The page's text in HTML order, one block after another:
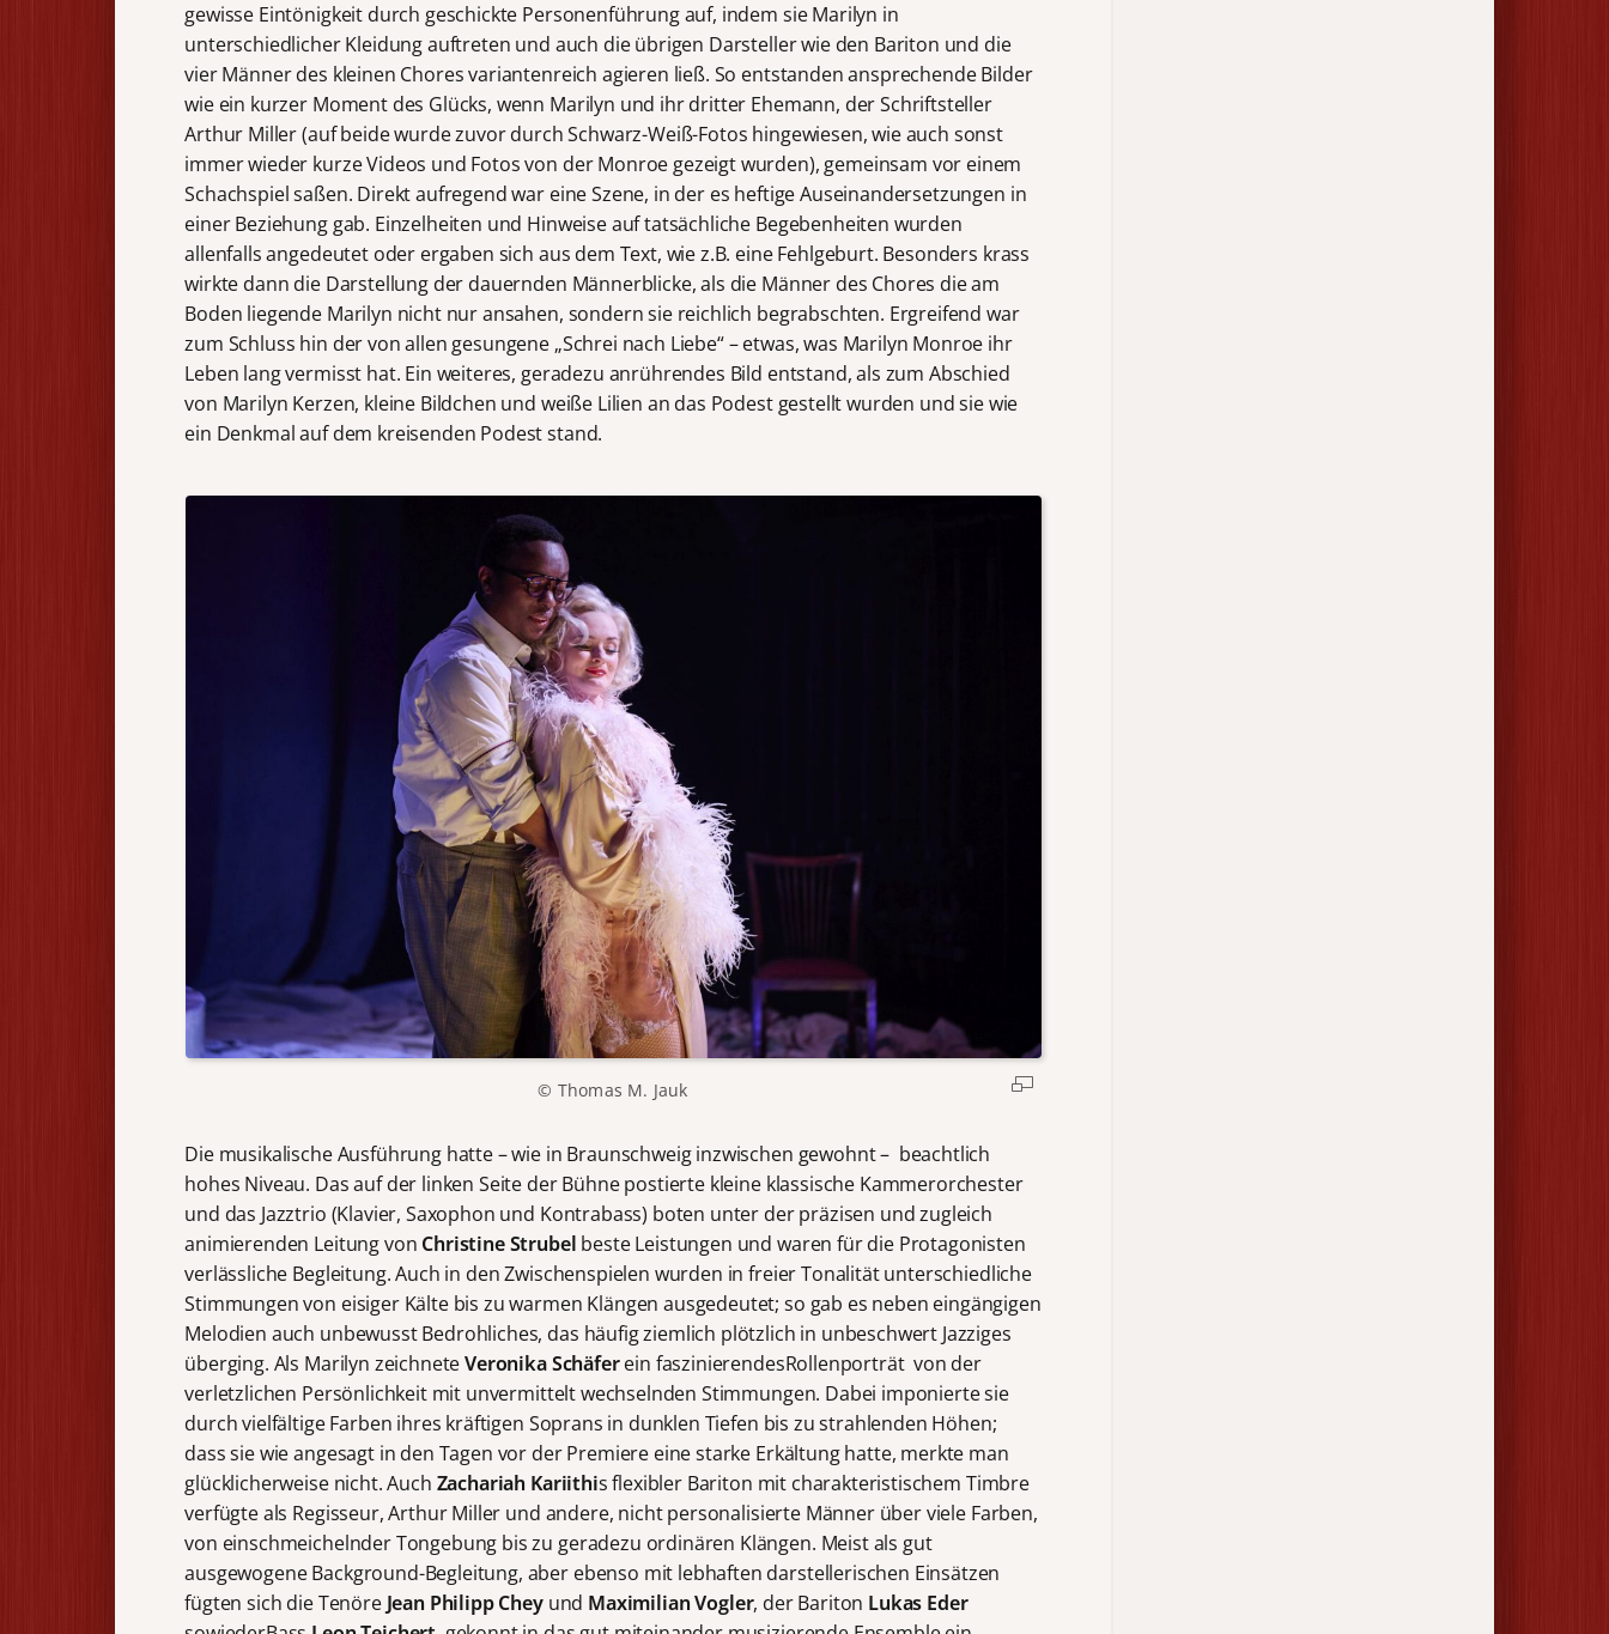
gewisse Eintönigkeit durch geschickte Personenführung auf, indem sie Marilyn in
unterschiedlicher Kleidung auftreten und auch die übrigen Darsteller wie den Bariton und die
vier Männer des kleinen Chores variantenreich agieren ließ. So entstanden ansprechende Bilder
wie ein kurzer Moment des Glücks, wenn Marilyn und ihr dritter Ehemann, der Schriftsteller
Arthur Miller (auf beide wurde zuvor durch Schwarz-Weiß-Fotos hingewiesen, wie auch sonst
immer wieder kurze Videos und Fotos von der Monroe gezeigt wurden), gemeinsam vor einem
Schachspiel saßen. Direkt aufregend war eine Szene, in der es heftige Auseinandersetzungen in
einer Beziehung gab. Einzelheiten und Hinweise auf tatsächliche Begebenheiten wurden
allenfalls angedeutet oder ergaben sich aus dem Text, wie z.B. eine Fehlgeburt. Besonders krass
wirkte dann die Darstellung der dauernden Männerblicke, als die Männer des Chores die am
Boden liegende Marilyn nicht nur ansahen, sondern sie reichlich begrabschten. Ergreifend war
zum Schluss hin der von allen gesungene „Schrei nach Liebe“ – etwas, was Marilyn Monroe ihr
Leben lang vermisst hat. Ein weiteres, geradezu anrührendes Bild entstand, als zum Abschied
von Marilyn Kerzen, kleine Bildchen und weiße Lilien an das Podest gestellt wurden und sie wie
ein Denkmal auf dem kreisenden Podest stand.
© Thomas M. Jauk
Die musikalische Ausführung hatte – wie in Braunschweig inzwischen gewohnt – beachtlich
hohes Niveau. Das auf der linken Seite der Bühne postierte kleine klassische Kammerorchester
und das Jazztrio (Klavier, Saxophon und Kontrabass) boten unter der präzisen und zugleich
animierenden Leitung von Christine Strubel beste Leistungen und waren für die Protagonisten
verlässliche Begleitung. Auch in den Zwischenspielen wurden in freier Tonalität unterschiedliche
Stimmungen von eisiger Kälte bis zu warmen Klängen ausgedeutet; so gab es neben eingängigen
Melodien auch unbewusst Bedrohliches, das häufig ziemlich plötzlich in unbeschwert Jazziges
überging. Als Marilyn zeichneteVeronika Schäferein faszinierendesRollenporträt von der
verletzlichen Persönlichkeit mit unvermittelt wechselnden Stimmungen. Dabei imponierte sie
durch vielfältige Farben ihres kräftigen Soprans in dunklen Tiefen bis zu strahlenden Höhen;
dass sie wie angesagt in den Tagen vor der Premiere eine starke Erkältung hatte, merkte man
glücklicherweise nicht. Auch Zachariah Kariithis flexibler Bariton mit charakteristischem Timbre
verfügte als Regisseur, Arthur Miller und andere, nicht personalisierte Männer über viele Farben,
von einschmeichelnder Tongebung bis zu geradezu ordinären Klängen. Meist als gut
ausgewogene Background-Begleitung, aber ebenso mit lebhaften darstellerischen Einsätzen
fügten sich die Tenöre Jean Philipp Chey und Maximilian Vogler, der Bariton Lukas Eder